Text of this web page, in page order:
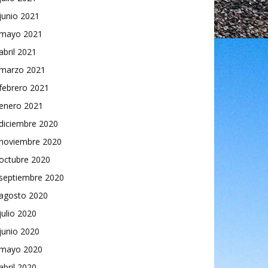
2021
2021
2021
2021
2021
2021
2020
2020
2020
2020
2020
2020
2020
2020